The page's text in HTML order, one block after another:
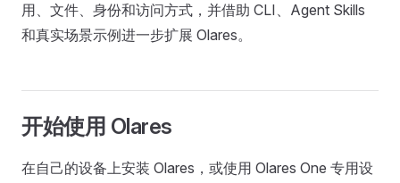
用、文件、身份和访问方式，并借助 CLI、Agent Skills
和真实场景示例进一步扩展 Olares。
开始使用 Olares
在自己的设备上安装 Olares，或使用 Olares One 专用设